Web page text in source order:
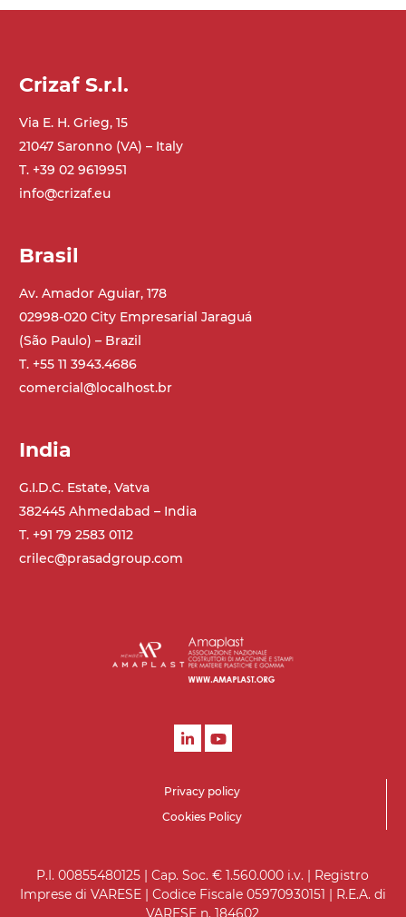
Crizaf S.r.l.
Via E. H. Grieg, 15
21047 Saronno (VA) – Italy
T. +39 02 9619951
info@crizaf.eu
Brasil
Av. Amador Aguiar, 178
02998-020 City Empresarial Jaraguá
(São Paulo) – Brazil
T. +55 11 3943.4686
comercial@localhost.br
India
G.I.D.C. Estate, Vatva
382445 Ahmedabad – India
T. +91 79 2583 0112
crilec@prasadgroup.com
Privacy policy
Cookies Policy
P.I. 00855480125 | Cap. Soc. € 1.560.000 i.v. | Registro
Imprese di VARESE | Codice Fiscale 05970930151 | R.E.A. di
VARESE n. 184602